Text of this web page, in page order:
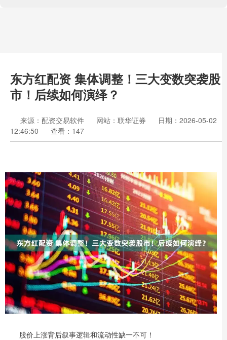
东方红配资 集体调整！三大变数突袭股
市！后续如何演绎？
来源：配资交易软件 网站：联华证券
日期：2026-05-02
12:46:50
查看：147
股价上涨背后叙事逻辑和流动性缺一不可！